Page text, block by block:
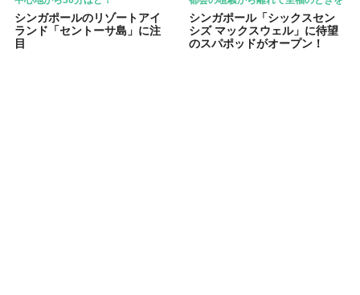
シンガポールのリゾートアイ
ランド「セントーサ島」に注
目
シンガポール「シックスセン
シズ マックスウェル」に待望
のスパポッドがオープン！